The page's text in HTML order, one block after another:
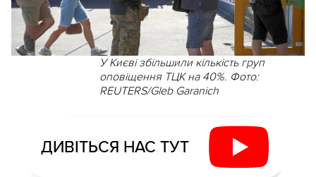
У Києві збільшили кількість груп
оповіщення ТЦК на 40%. Фото:
REUTERS/Gleb Garanich
ДИВІТЬСЯ НАС ТУТ